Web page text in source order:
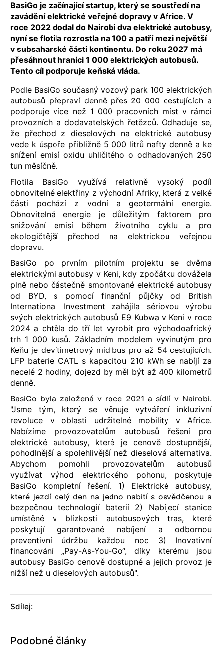
BasiGo je začínající startup, který se soustředí na
zavádění elektrické veřejné dopravy v Africe. V
roce 2022 dodal do Nairobi dva elektrické autobusy,
nyní se flotila rozrostla na 100 a patří mezi největší
v subsaharské části kontinentu. Do roku 2027 má
přesáhnout hranici 1 000 elektrických autobusů.
Tento cíl podporuje keňská vláda.
Podle BasiGo současný vozový park 100 elektrických
autobusů přepraví denně přes 20 000 cestujících a
podporuje více než 1 000 pracovních míst v rámci
provozních a dodavatelských řetězců. Odhaduje se,
že přechod z dieselových na elektrické autobusy
vede k úspoře přibližně 5 000 litrů nafty denně a ke
snížení emisí oxidu uhličitého o odhadovaných 250
tun měsíčně.
Flotila BasiGo využívá relativně vysoký podíl
obnovitelné elektřiny z východní Afriky, která z velké
části pochází z vodní a geotermální energie.
Obnovitelná energie je důležitým faktorem pro
snižování emisí během životního cyklu a pro
ekologičtější přechod na elektrickou veřejnou
dopravu.
BasiGo po prvním pilotním projektu se dvěma
elektrickými autobusy v Keni, kdy zpočátku dovážela
plně nebo částečně smontované elektrické autobusy
od BYD, s pomocí finanční půjčky od British
International Investment zahájila sériovou výrobu
svých elektrických autobusů E9 Kubwa v Keni v roce
2024 a chtěla do tří let vyrobit pro východoafrický
trh 1 000 kusů. Základním modelem vyvinutým pro
Keňu je devítimetrový midibus pro až 54 cestujících.
LFP baterie CATL s kapacitou 210 kWh se nabíjí za
necelé 2 hodiny, dojezd by měl být až 400 kilometrů
denně.
BasiGo byla založená v roce 2021 a sídlí v Nairobi.
"Jsme tým, který se věnuje vytváření inkluzivní
revoluce v oblasti udržitelné mobility v Africe.
Nabízíme provozovatelům autobusů řešení pro
elektrické autobusy, které je cenově dostupnější,
pohodlnější a spolehlivější než dieselová alternativa.
Abychom pomohli provozovatelům autobusů
využívat výhod elektrického pohonu, poskytuje
BasiGo kompletní řešení. 1) Elektrické autobusy,
které jezdí celý den na jedno nabití s osvědčenou a
bezpečnou technologií baterií 2) Nabíjecí stanice
umístěné v blízkosti autobusových tras, které
poskytují garantované nabíjení a odbornou
preventivní údržbu každou noc 3) Inovativní
financování „Pay-As-You-Go“, díky kterému jsou
autobusy BasiGo cenově dostupné a jejich provoz je
nižší než u dieselových autobusů".
Sdílej:
Podobné články